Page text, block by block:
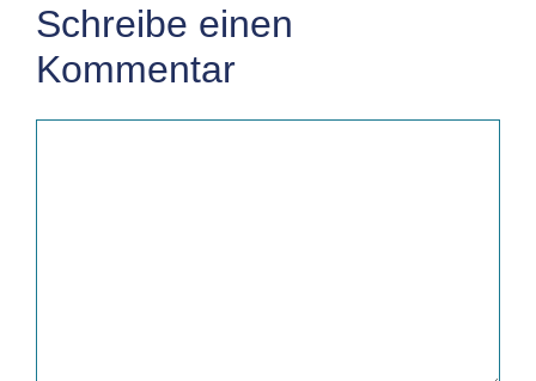
Schreibe einen
Kommentar